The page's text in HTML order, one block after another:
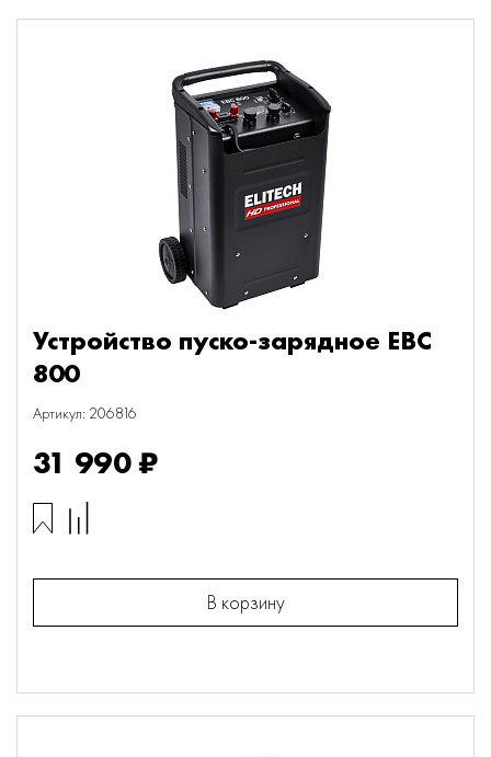
Устройство пуско-зарядное EBC
800
Артикул: 206816
31 990 ₽
В корзину